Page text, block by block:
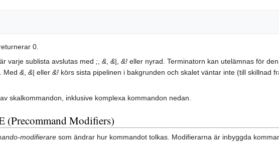
0.
varje sublista avslutas med ; & &| &! eller nyrad. Terminatorn kan utelämnas för
Med & &| eller &! körs sista pipelinen i bakgrunden och skalet väntar inte (till skillnad
skalkommandon, inklusive komplexa kommandon nedan.
Modifiers)
som ändrar hur kommandot tolkas. Modifierarna är inbyggda